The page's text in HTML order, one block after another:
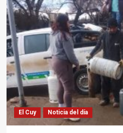
El Cuy Noticia del día